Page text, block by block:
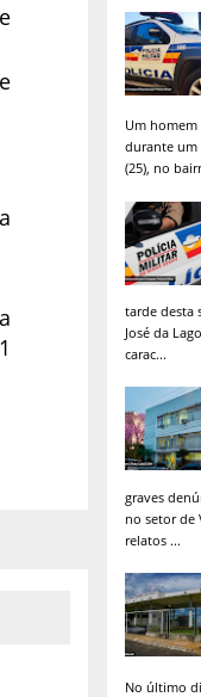
Um homem
durante um
(25), no
tarde desta
José da
carac...
graves
no setor de
relatos ...
No último